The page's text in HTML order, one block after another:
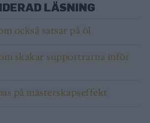
LÄSNING
också satsar på öl
skakar supportrarna inför
på mästerskapseffekt